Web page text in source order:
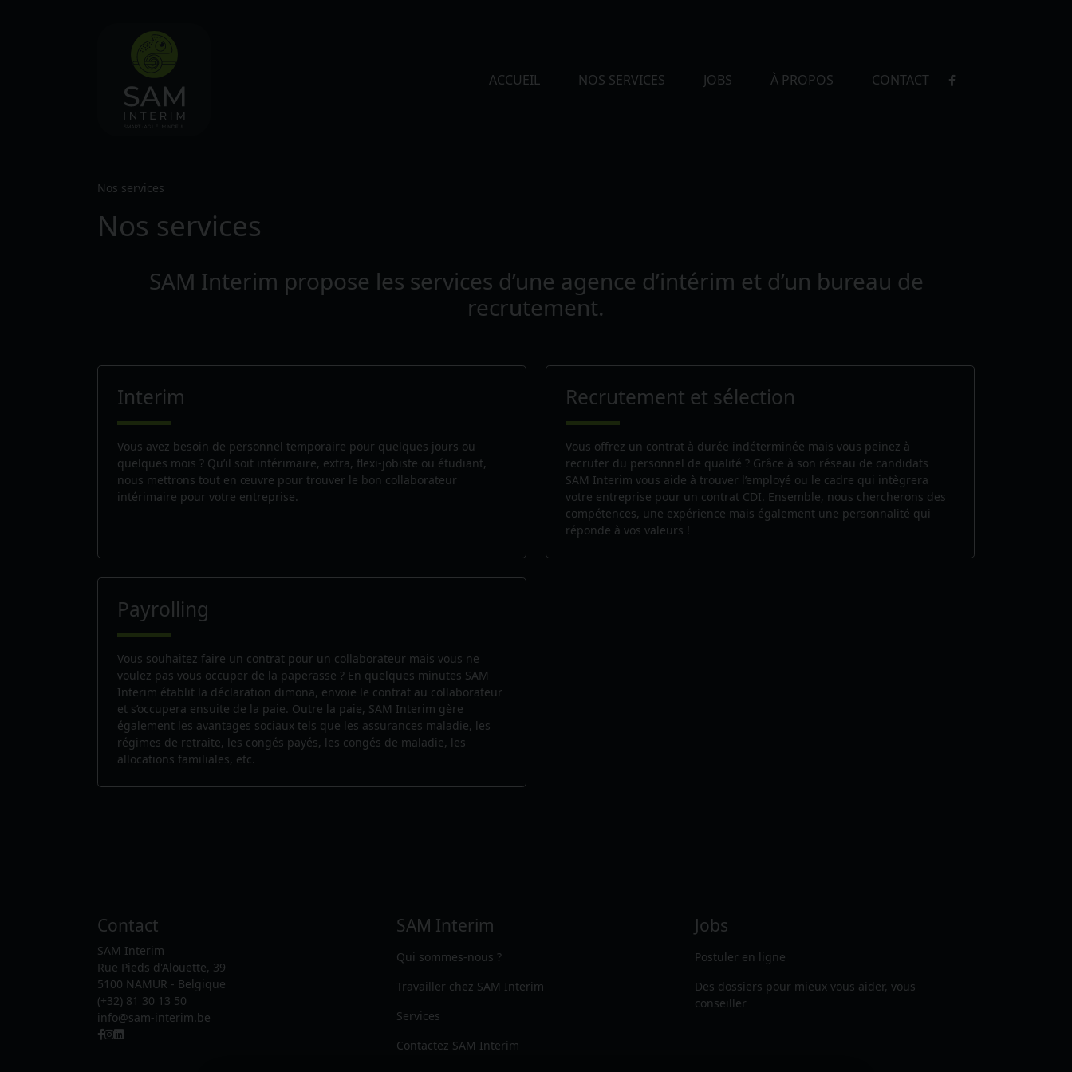
ACCUEIL NOS SERVICES JOBS À PROPOS CONTACT
Nos services
Nos services
SAM Interim propose les services d’une agence d’intérim et d’un bureau de
recrutement.
Interim
Vous avez besoin de personnel temporaire pour quelques jours ou
quelques mois ? Qu’il soit intérimaire, extra, flexi-jobiste ou étudiant,
nous mettrons tout en œuvre pour trouver le bon collaborateur
intérimaire pour votre entreprise.
Recrutement et sélection
Vous offrez un contrat à durée indéterminée mais vous peinez à
recruter du personnel de qualité ? Grâce à son réseau de candidats
SAM Interim vous aide à trouver l’employé ou le cadre qui intègrera
votre entreprise pour un contrat CDI. Ensemble, nous chercherons des
compétences, une expérience mais également une personnalité qui
réponde à vos valeurs !
Payrolling
Vous souhaitez faire un contrat pour un collaborateur mais vous ne
voulez pas vous occuper de la paperasse ? En quelques minutes SAM
Interim établit la déclaration dimona, envoie le contrat au collaborateur
et s’occupera ensuite de la paie. Outre la paie, SAM Interim gère
également les avantages sociaux tels que les assurances maladie, les
régimes de retraite, les congés payés, les congés de maladie, les
allocations familiales, etc.
Contact
SAM Interim
Rue Pieds d'Alouette, 39
5100 NAMUR - Belgique
(+32) 81 30 13 50
info@sam-interim.be
SAM Interim
Qui sommes-nous ?
Travailler chez SAM Interim
Services
Contactez SAM Interim
Jobs
Postuler en ligne
Des dossiers pour mieux vous aider, vous
conseiller